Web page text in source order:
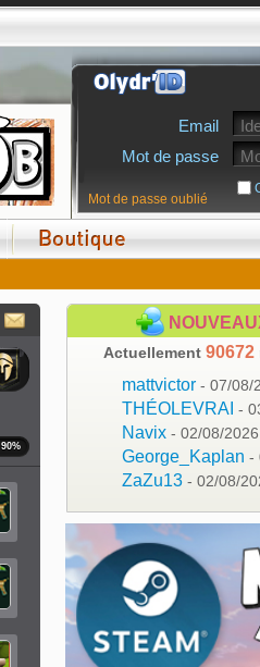
Email
Mot de passe
Mot de passe oublié
90%
Actuellement 90672
mattvictor - 07/08/
THÉOLEVRAI -
Navix - 02/08/2026
George_Kaplan -
ZaZu13 - 02/08/